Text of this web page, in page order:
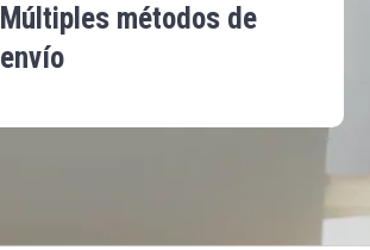
Múltiples métodos de
envío